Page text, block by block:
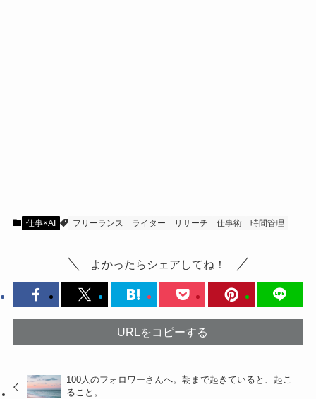
仕事×AI フリーランス ライター リサーチ 仕事術 時間管理
よかったらシェアしてね！
URLをコピーする
100人のフォロワーさんへ。朝まで起きていると、起こ
ること。